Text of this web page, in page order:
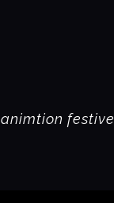
animtion festive